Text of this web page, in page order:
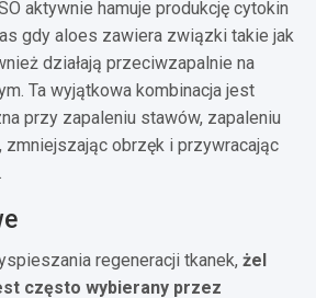
aktywnie hamuje produkcję cytokin
gdy aloes zawiera związki takie jak
działają przeciwzapalnie na
Ta wyjątkowa kombinacja jest
przy zapaleniu stawów, zapaleniu
obrzęk i przywracając
regeneracji tkanek, żel
często wybierany przez